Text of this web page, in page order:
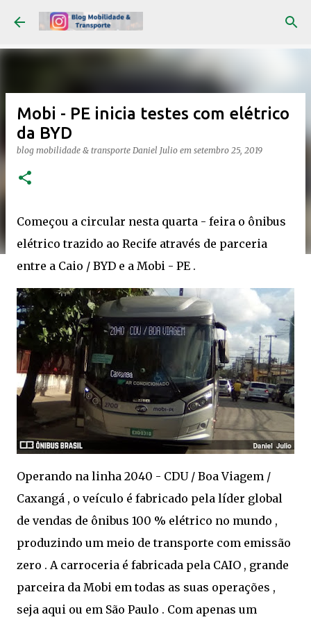
Pular para o conteúdo principal
Mobi - PE inicia testes com elétrico
da BYD
blog mobilidade & transporte Daniel Julio em setembro 25, 2019
Começou a circular nesta quarta - feira o ônibus
elétrico trazido ao Recife através de parceria
entre a Caio / BYD e a Mobi - PE .
Operando na linha 2040 - CDU / Boa Viagem /
Caxangá , o veículo é fabricado pela líder global
de vendas de ônibus 100 % elétrico no mundo ,
produzindo um meio de transporte com emissão
zero . A carroceria é fabricada pela CAIO , grande
parceira da Mobi em todas as suas operações ,
seja aqui ou em São Paulo . Com apenas um